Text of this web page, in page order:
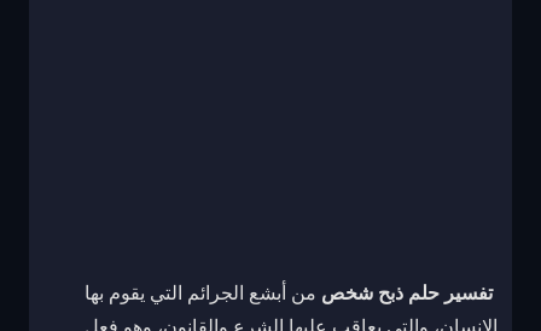
تفسير حلم ذبح شخص من أبشع الجرائم التي يقوم بها